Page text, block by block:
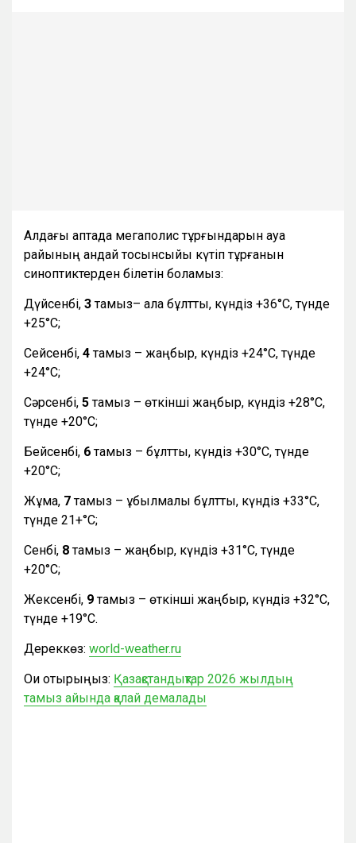
Алдағы аптада мегаполис тұрғындарын ауа
райының қандай тосынсыйы күтіп тұрғанын
синоптиктерден білетін боламыз:
Дүйсенбі, 3тамыз– ала бұлтты, күндіз +36°С, түнде
+25°С;
Сейсенбі, 4тамыз – жаңбыр, күндіз +24°С, түнде
+24°С;
Сәрсенбі, 5тамыз – өткінші жаңбыр, күндіз +28°С,
түнде +20°С;
Бейсенбі, 6тамыз – бұлтты, күндіз +30°С, түнде
+20°С;
Жұма, 7тамыз – құбылмалы бұлтты, күндіз +33°С,
түнде 21+°С;
Сенбі, 8тамыз – жаңбыр, күндіз +31°С, түнде
+20°С;
Жексенбі, 9тамыз – өткінші жаңбыр, күндіз +32°С,
түнде +19°С.
Дереккөз: world-weather.ru
Оқи отырыңыз: Қазақстандықтар 2026 жылдың
тамыз айында қалай демалады